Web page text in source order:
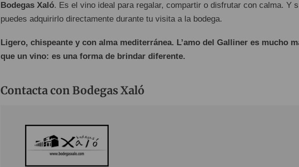
Bodegas Xaló. Es el vino ideal para regalar, compartir o disfrutar con calma. Y
puedes adquirirlo directamente durante tu visita a la bodega.
Ligero, chispeante y con alma mediterránea. L’amo del Galliner es mucho
que un vino: es una forma de brindar diferente.
Contacta con Bodegas Xaló